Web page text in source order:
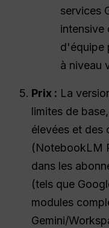
services
intensive
d'équipe
à niveau
Prix : La
limites de
élevées et des
(NotebookLM
dans les
(tels que
modules
Gemini/